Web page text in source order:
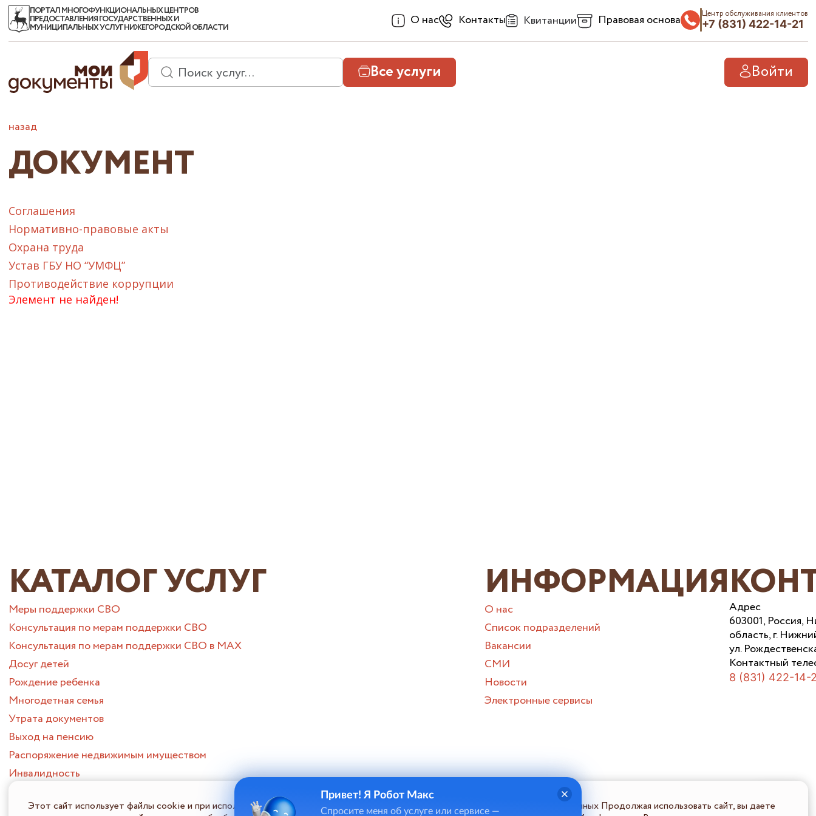
ПОРТАЛ МНОГОФУНКЦИОНАЛЬНЫХ ЦЕНТРОВ
ПРЕДОСТАВЛЕНИЯ ГОСУДАРСТВЕННЫХ И
МУНИЦИПАЛЬНЫХ УСЛУГ НИЖЕГОРОДСКОЙ ОБЛАСТИ О нас Контакты Квитанции Правовая основа Центр обслуживания клиентов
+7 (831) 422-14-21
Все услуги Войти
назад
ДОКУМЕНТ
Соглашения
Нормативно-правовые акты
Охрана труда
Устав ГБУ НО “УМФЦ”
Противодействие коррупции
Элемент не найден!
КАТАЛОГ УСЛУГ
Меры поддержки СВО
Консультация по мерам поддержки СВО
Консультация по мерам поддержки СВО в МАХ
Досуг детей
Рождение ребенка
Многодетная семья
Утрата документов
Выход на пенсию
Распоряжение недвижимым имуществом
Инвалидность
Утрата близкого человека
ИНФОРМАЦИЯ
О нас
Список подразделений
Вакансии
СМИ
Новости
Электронные сервисы
Адрес
603001, Россия,
область, г.
ул.
Контактный
8 (831) 422-14-
Этот сайт использует файлы cookie и при использовании онлайн-чата в некоторых случаях потребуется ввод персональных данных Продолжая использовать сайт, вы даете
Привет! Я Робот Макс
Спросите меня об услуге или сервисе —